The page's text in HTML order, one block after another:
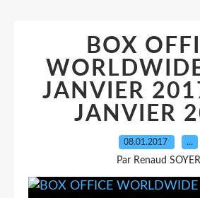
BOX
JANVIER
JANVIER
08.01.2017 …
Par Renaud SOYER